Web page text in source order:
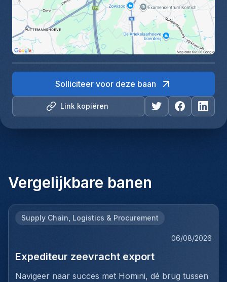
Link kopiëren
Solliciteer voor deze baan
Vergelijkbare banen
Supply Chain, Logistics & Procurement
06/08/2026
Expediteur zeevracht export
Navigeer naar succes met Homini, dé brug tussen